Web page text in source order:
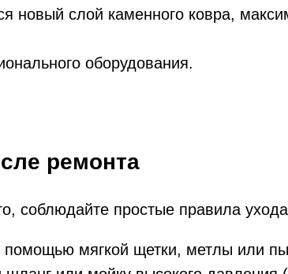
новый слой каменного ковра,
оборудования.
ремонта
соблюдайте простые правила
помощью мягкой щетки, метлы или